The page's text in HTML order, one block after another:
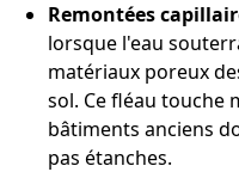
Remontées
lorsque l'eau
matériaux poreux
sol. Ce fléau touche
bâtiments anciens
pas étanches.